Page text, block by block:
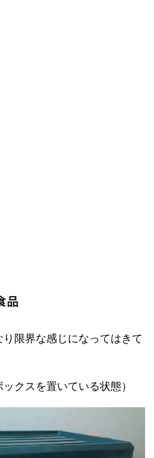
品
限界な感じになってはきて
クスを置いている状態）